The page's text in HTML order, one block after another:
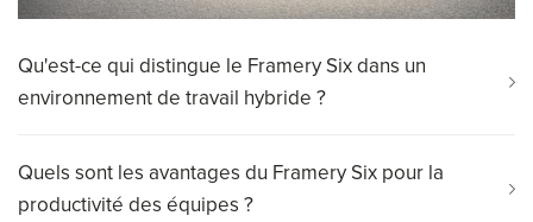
Qu'est-ce qui distingue le Framery Six dans un
environnement de travail hybride ?
Quels sont les avantages du Framery Six pour la
productivité des équipes ?